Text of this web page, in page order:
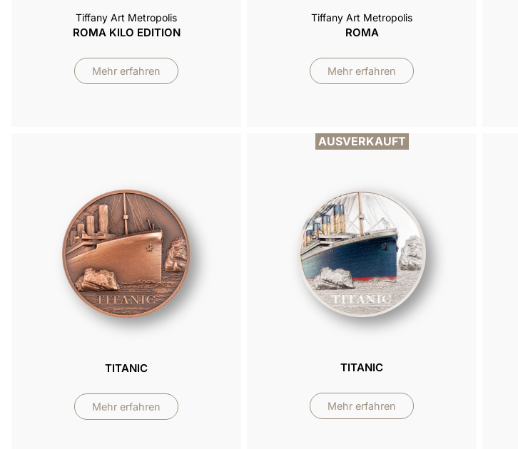
Tiffany Art Metropolis
ROMA KILO EDITION
Mehr erfahren
Tiffany Art Metropolis
ROMA
Mehr erfahren
TITANIC
Mehr erfahren
AUSVERKAUFT
TITANIC
Mehr erfahren